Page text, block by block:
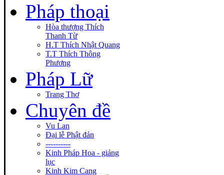
Pháp thoại
Hòa thượng Thích
Thanh Từ
H.T Thích Nhật Quang
T.T Thích Thông
Phương
Pháp Lữ
Trang Thơ
Chuyên đề
Vu Lan
Đại lễ Phật đản
----------
Kinh Pháp Hoa - giảng
lục
Kinh Kim Cang